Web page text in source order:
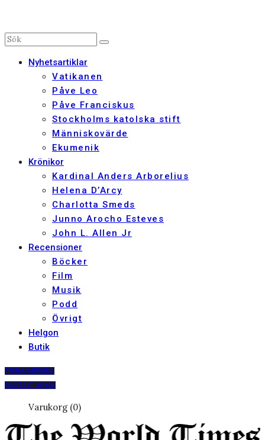
Nyhetsartiklar
Vatikanen
Påve Leo
Påve Franciskus
Stockholms katolska stift
Människovärde
Ekumenik
Krönikor
Kardinal Anders Arborelius
Helena D’Arcy
Charlotta Smeds
Junno Arocho Esteves
John L. Allen Jr
Recensioner
Böcker
Film
Musik
Podd
Övrigt
Helgon
Butik
PRENUMERERA
DIGITALT ARKIV
Varukorg (0)